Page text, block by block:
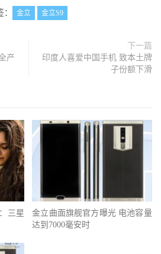
金立 金立S9
产
下一篇
印度人喜爱中国手机 致本土牌
子份额下滑
三星
金立曲面旗舰官方曝光 电池容量
达到7000毫安时